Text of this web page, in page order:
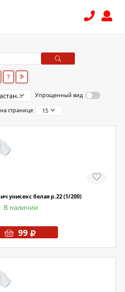
7
По артикулу (по возрастанию)
Упрощенный вид
странице 15
унисекс белая р.22 (1/200)
В наличии
99